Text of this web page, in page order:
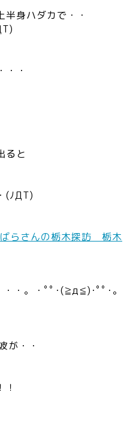
身ハダカで・・
・・
ると
(ﾉДT)
・。・ﾟﾟ･(≧д≦)･ﾟﾟ･｡
が・・